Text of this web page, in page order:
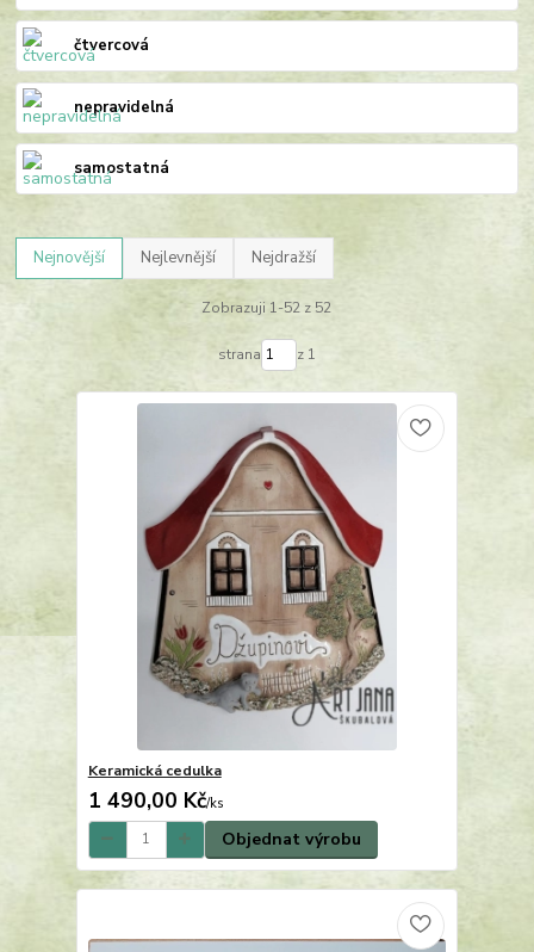
čtvercová
nepravidelná
samostatná
Nejnovější Nejlevnější Nejdražší
Zobrazuji 1-52 z 52
strana z 1
Keramická cedulka
1 490,00 Kč/ks
Objednat výrobu